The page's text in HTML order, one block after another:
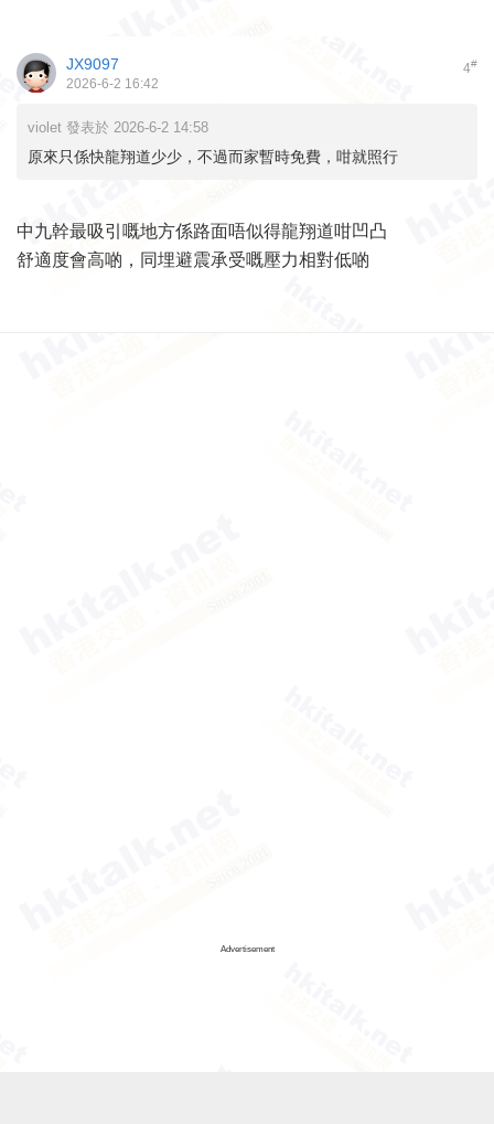
4#
JX9097
2026-6-2 16:42
violet 發表於 2026-6-2 14:58
原來只係快龍翔道少少，不過而家暫時免費，咁就照行
中九幹最吸引嘅地方係路面唔似得龍翔道咁凹凸
舒適度會高啲，同埋避震承受嘅壓力相對低啲
Advertisement